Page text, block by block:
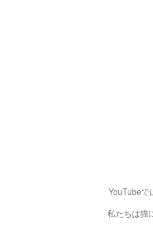
YouTubeで
私たちは猫